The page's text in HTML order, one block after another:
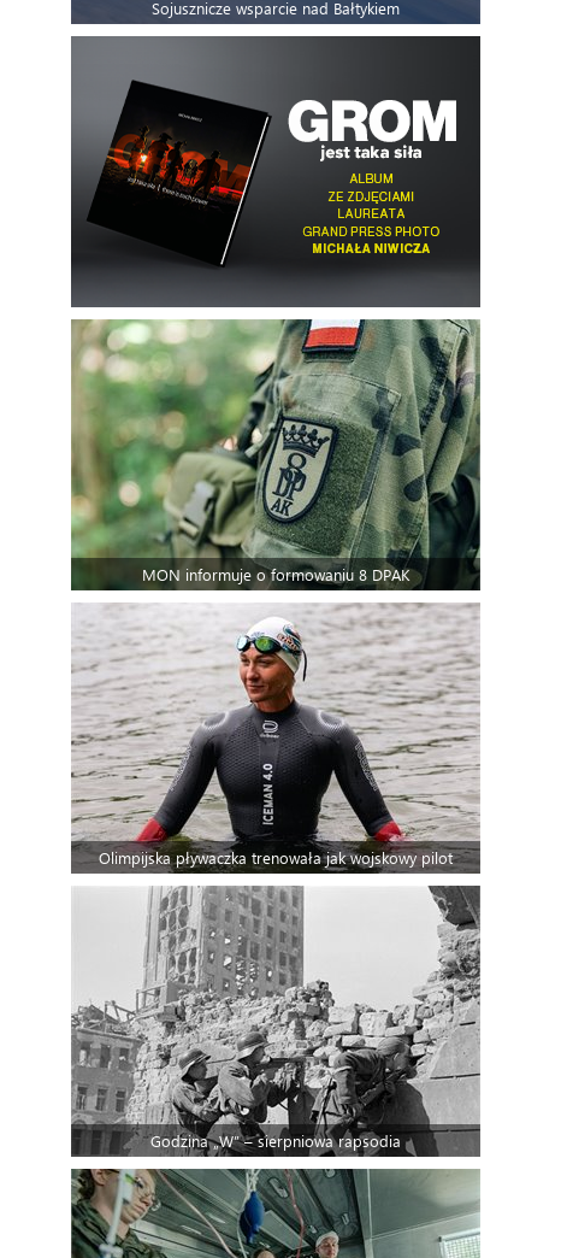
Sojusznicze wsparcie nad Bałtykiem
MON informuje o formowaniu 8 DPAK
Olimpijska pływaczka trenowała jak wojskowy pilot
Godzina „W” – sierpniowa rapsodia